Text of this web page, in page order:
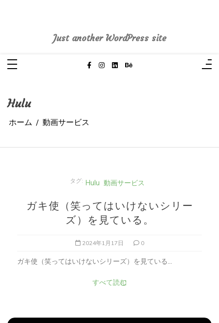
Just another WordPress site
Hulu
ホーム 動画サービス
タグ: Hulu 動画サービス
ガキ使（笑ってはいけないシリー
ズ）を見ている。
2024年1月17日 0
ガキ使（笑ってはいけないシリーズ）を見ている...
すべて読む